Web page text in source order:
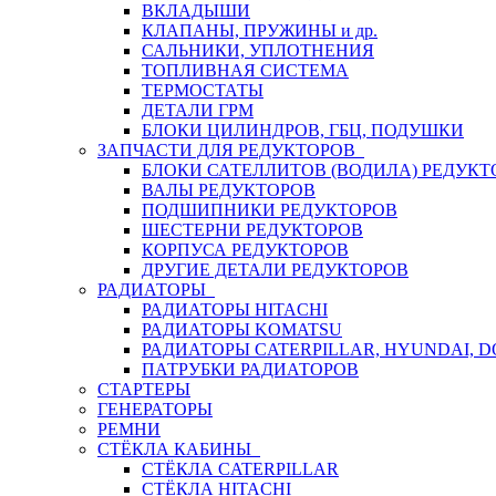
ВКЛАДЫШИ
КЛАПАНЫ, ПРУЖИНЫ и др.
САЛЬНИКИ, УПЛОТНЕНИЯ
ТОПЛИВНАЯ СИСТЕМА
ТЕРМОСТАТЫ
ДЕТАЛИ ГРМ
БЛОКИ ЦИЛИНДРОВ, ГБЦ, ПОДУШКИ
ЗАПЧАСТИ ДЛЯ РЕДУКТОРОВ
БЛОКИ САТЕЛЛИТОВ (ВОДИЛА)
ВАЛЫ РЕДУКТОРОВ
ПОДШИПНИКИ РЕДУКТОРОВ
ШЕСТЕРНИ РЕДУКТОРОВ
КОРПУСА РЕДУКТОРОВ
ДРУГИЕ ДЕТАЛИ РЕДУКТОРОВ
РАДИАТОРЫ
РАДИАТОРЫ HITACHI
РАДИАТОРЫ KOMATSU
РАДИАТОРЫ CATERPILLAR, HYUNDAI,
ПАТРУБКИ РАДИАТОРОВ
СТАРТЕРЫ
ГЕНЕРАТОРЫ
РЕМНИ
СТЁКЛА КАБИНЫ
СТЁКЛА CATERPILLAR
СТЁКЛА HITACHI